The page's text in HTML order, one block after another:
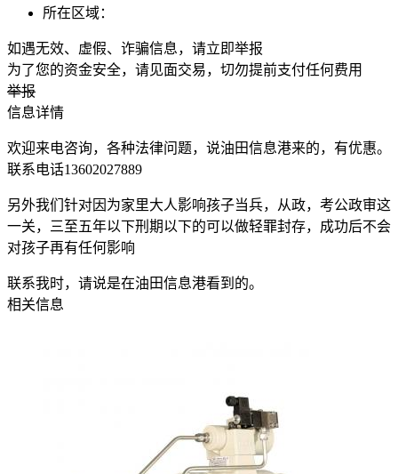
所在区域：
如遇无效、虚假、诈骗信息，请立即举报
为了您的资金安全，请见面交易，切勿提前支付任何费用
举报
信息详情
欢迎来电咨询，各种法律问题，说油田信息港来的，有优惠。
联系电话13602027889
另外我们针对因为家里大人影响孩子当兵，从政，考公政审这
一关，三至五年以下刑期以下的可以做轻罪封存，成功后不会
对孩子再有任何影响
联系我时，请说是在油田信息港看到的。
相关信息